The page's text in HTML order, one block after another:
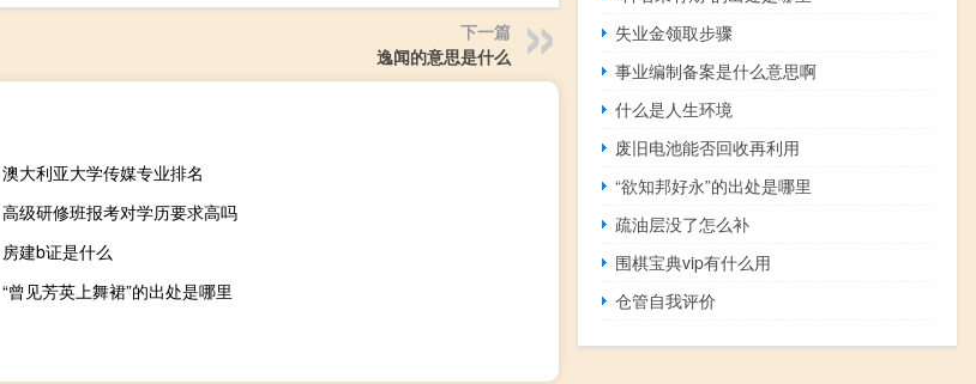
下一篇
逸闻的意思是什么
澳大利亚大学传媒专业排名
高级研修班报考对学历要求高吗
房建b证是什么
“曾见芳英上舞裙”的出处是哪里
失业金领取步骤
事业编制备案是什么意思啊
什么是人生环境
废旧电池能否回收再利用
“欲知邦好永”的出处是哪里
疏油层没了怎么补
围棋宝典vip有什么用
仓管自我评价